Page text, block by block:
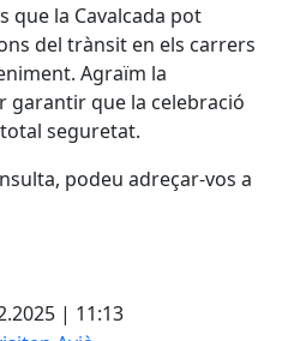
que la Cavalcada pot
del trànsit en els carrers
Agraïm la
garantir que la celebració
seguretat.
podeu adreçar-vos a
| 11:13